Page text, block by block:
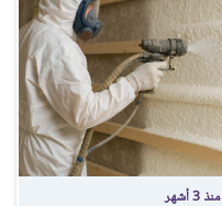
منذ 3 أشهر